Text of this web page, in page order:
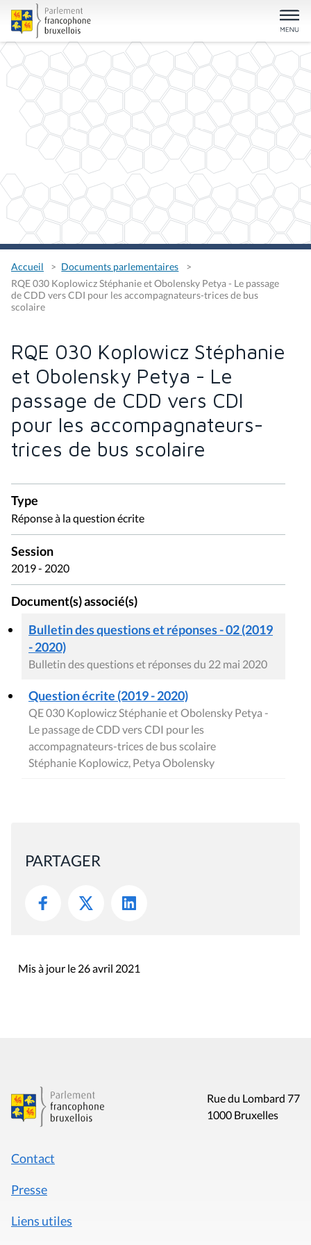
Accueil
Documents parlementaires
RQE 030 Koplowicz Stéphanie et Obolensky Petya - Le passage
de CDD vers CDI pour les accompagnateurs-trices de bus
scolaire
RQE 030 Koplowicz Stéphanie
et Obolensky Petya - Le
passage de CDD vers CDI
pour les accompagnateurs-
trices de bus scolaire
Type
Réponse à la question écrite
Session
2019 - 2020
Document(s) associé(s)
Bulletin des questions et réponses - 02 (2019
- 2020)
Bulletin des questions et réponses du 22 mai 2020
Question écrite (2019 - 2020)
QE 030 Koplowicz Stéphanie et Obolensky Petya -
Le passage de CDD vers CDI pour les
accompagnateurs-trices de bus scolaire
Stéphanie Koplowicz, Petya Obolensky
PARTAGER
Mis à jour le 26 avril 2021
Rue du Lombard 77
1000 Bruxelles
Contact
Presse
Liens utiles